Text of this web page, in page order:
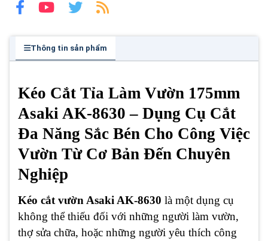
Thông tin sản phẩm
Kéo Cắt Tỉa Làm Vườn 175mm
Asaki AK-8630 – Dụng Cụ Cắt
Đa Năng Sắc Bén Cho Công Việc
Vườn Từ Cơ Bản Đến Chuyên
Nghiệp
Kéo cắt vườn Asaki AK-8630 là một dụng cụ
không thể thiếu đối với những người làm vườn,
thợ sửa chữa, hoặc những người yêu thích công